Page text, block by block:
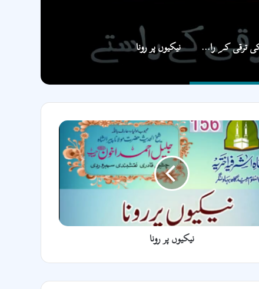
انسان کی ترقی کے راستے 4.09.2021 نیکیوں پر رونا
نیکیوں پر رونا